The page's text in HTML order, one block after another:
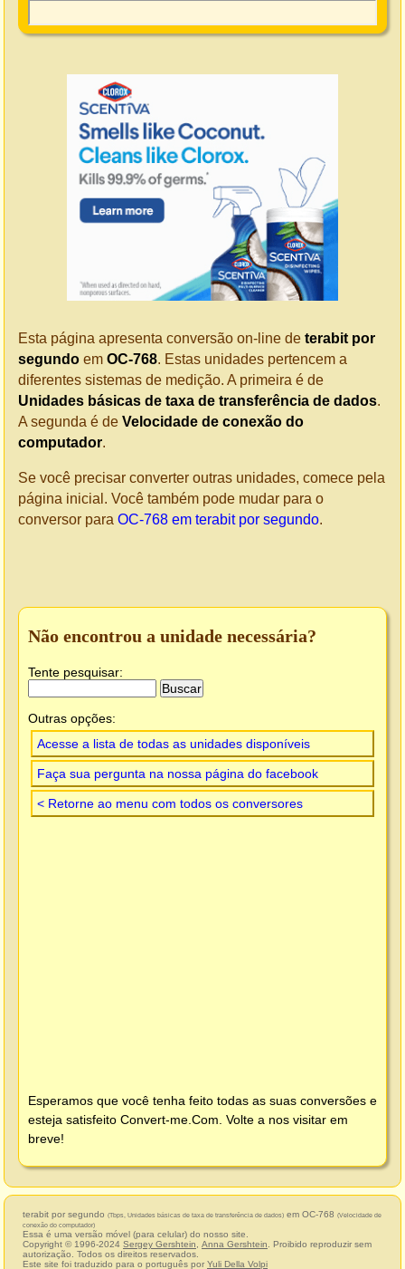
Esta página apresenta conversão on-line de terabit por
segundo em OC-768. Estas unidades pertencem a
diferentes sistemas de medição. A primeira é de
Unidades básicas de taxa de transferência de dados.
A segunda é de Velocidade de conexão do
computador.
Se você precisar converter outras unidades, comece pela
página inicial. Você também pode mudar para o
conversor para OC-768 em terabit por segundo.
Não encontrou a unidade necessária?
Tente pesquisar:
Outras opções:
Acesse a lista de todas as unidades disponíveis
Faça sua pergunta na nossa página do facebook
< Retorne ao menu com todos os conversores
Esperamos que você tenha feito todas as suas conversões e
esteja satisfeito Convert-me.Com . Volte a nos visitar em
breve!
terabit por segundo (Tbps, Unidades básicas de taxa de transferência de dados) em OC-768 (Velocidade de
conexão do computador)
Essa é uma versão móvel (para celular) do nosso site.
Copyright © 1996-2024 Sergey Gershtein Anna Gershtein . Proibido reproduzir sem
autorização. Todos os direitos reservados.
Este site foi traduzido para o português por Yuli Della Volpi